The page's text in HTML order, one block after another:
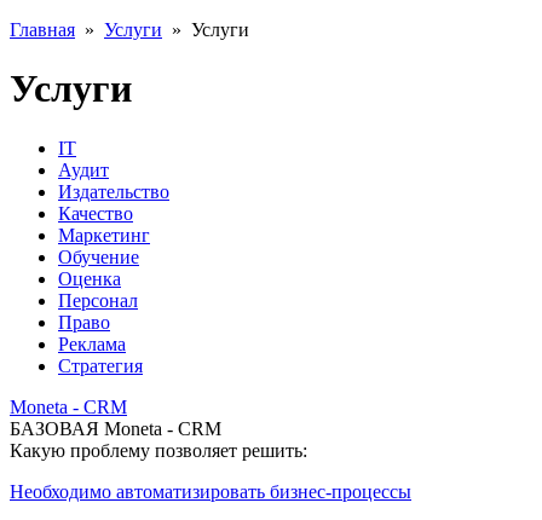
Главная » Услуги » Услуги
Услуги
IT
Аудит
Издательство
Качество
Маркетинг
Обучение
Оценка
Персонал
Право
Реклама
Стратегия
Moneta - CRM
БАЗОВАЯ Moneta - CRM
Какую проблему позволяет решить:
Необходимо автоматизировать бизнес-процессы